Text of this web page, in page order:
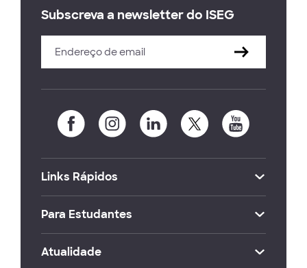
Subscreva a newsletter do ISEG
Links Rápidos
Para Estudantes
Atualidade